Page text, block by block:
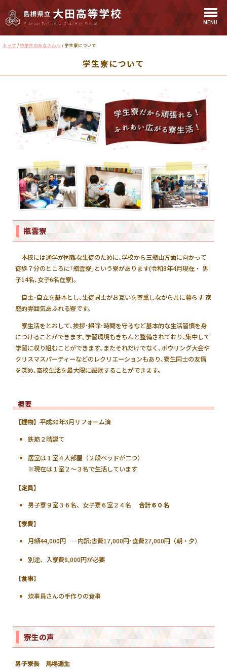
MENU
現
トップ /中学生のみなさんへ /学生寮について
学生寮について
瓶雲寮
本校には通学が困難な生徒のために､学校から三瓶山方面に向かって
徒歩７分のところに｢瓶雲寮｣という寮があります(令和8年4月現在・ 男
子14名､女子6名在寮)。
自主･自立を基本とし､生徒同士がお互いを尊重しながら共に暮らす 家
庭的雰囲気あふれる寮です。
寮生活をとおして､挨拶･掃除･時問を守るなど基本的な生活習慣を身
につけることができます｡学習環境もきちんと整備されており､集中して
学習に収り組むことができます｡またそれだけでなく､ボウリング大会や
クリスマスパーティーなどのレクリエーションもあり､寮生同士の友情
を深め､高校生活を最大限に謳歌することができます。
概要
【建物】 平成30年3月リフォーム済
鉄筋２階建て
居室は１室４人部屋（２段ベッドが二つ）
※現在は１室２～３名で生活しています
【定員】
男子寮９室３６名、女子寮６室２４名 合計６０名
【寮費】
月額44,000円 …内訳:舎費17,000円･食費27,000円（朝・夕）
別途、入寮費8,000円が必要
【食事】
炊事員さんの手作りの食事
寮生の声
男子寮長 馬場遥生